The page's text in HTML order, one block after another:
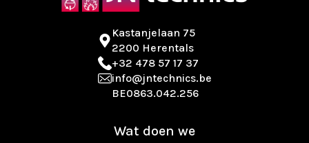
Kastanjelaan 75
2200 Herentals
+32 478 57 17 37
info@jntechnics.be
BE0863.042.256
Wat doen we